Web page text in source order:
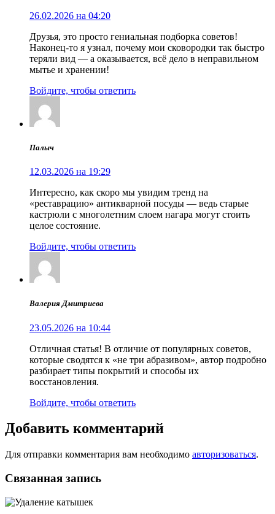
26.02.2026 на 04:20
Друзья, это просто гениальная подборка советов!
Наконец-то я узнал, почему мои сковородки так быстро
теряли вид — а оказывается, всё дело в неправильном
мытье и хранении!
Войдите, чтобы ответить
Палыч
12.03.2026 на 19:29
Интересно, как скоро мы увидим тренд на
«реставрацию» антикварной посуды — ведь старые
кастрюли с многолетним слоем нагара могут стоить
целое состояние.
Войдите, чтобы ответить
Валерия Дмитриева
23.05.2026 на 10:44
Отличная статья! В отличие от популярных советов,
которые сводятся к «не три абразивом», автор подробно
разбирает типы покрытий и способы их
восстановления.
Войдите, чтобы ответить
Добавить комментарий
Для отправки комментария вам необходимо авторизоваться.
Связанная запись